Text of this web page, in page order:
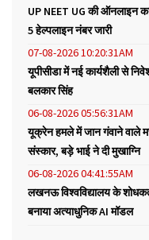
UP NEET UG की ऑनलाइन
5 हेल्पलाइन नंबर जारी
07-08-2026 10:20:31AM
यूपीसीडा में नई कार्यशैली से
बलकार सिंह
06-08-2026 05:56:31AM
यूक्रेन हमले में जान गंवाने वाले
संस्कार, बड़े भाई ने दी मुखाग्नि
06-08-2026 04:41:55AM
लखनऊ विश्वविद्यालय के
बनाया अत्याधुनिक AI मॉडल